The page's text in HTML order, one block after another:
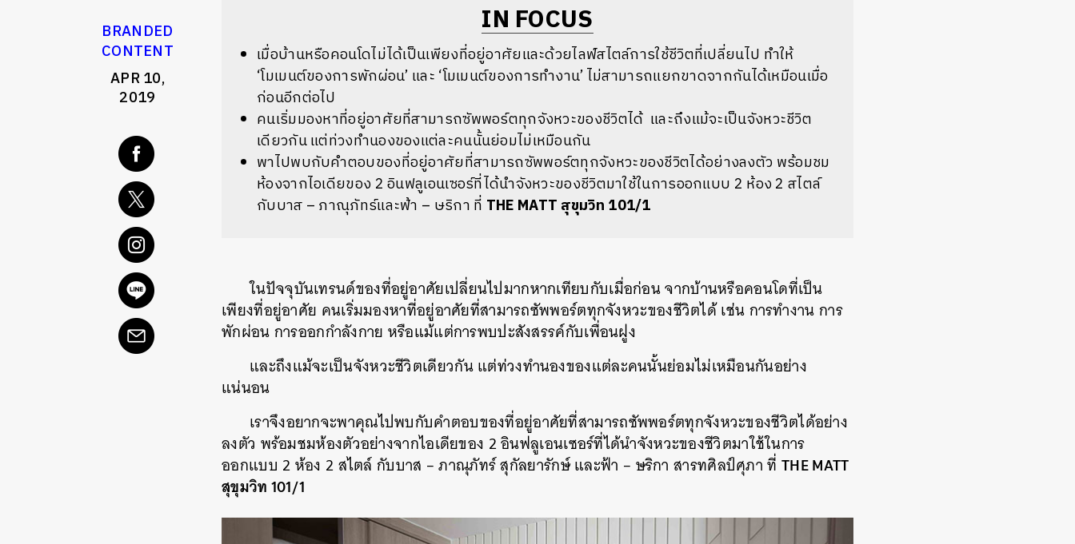
BRANDED
CONTENT
APR 10,
2019
IN FOCUS
เมื่อบ้านหรือคอนโดไม่ได้เป็นเพียงที่อยู่อาศัยและด้วยไลฟ์สไตล์การใช้ชีวิตที่เปลี่ยนไป ทำให้
‘โมเมนต์ของการพักผ่อน’ และ ‘โมเมนต์ของการทำงาน’ ไม่สามารถแยกขาดจากกันได้เหมือนเมื่อ
ก่อนอีกต่อไป
คนเริ่มมองหาที่อยู่อาศัยที่สามารถซัพพอร์ตทุกจังหวะของชีวิตได้ และถึงแม้จะเป็นจังหวะชีวิต
เดียวกัน แต่ท่วงทำนองของแต่ละคนนั้นย่อมไม่เหมือนกัน
พาไปพบกับคำตอบของที่อยู่อาศัยที่สามารถซัพพอร์ตทุกจังหวะของชีวิตได้อย่างลงตัว พร้อมชม
ห้องจากไอเดียของ 2 อินฟลูเอนเซอร์ที่ได้นำจังหวะของชีวิตมาใช้ในการออกแบบ 2 ห้อง 2 สไตล์
กับบาส – ภาณุภัทร์และฟ้า – ษริกา ที่ THE MATT สุขุมวิท 101/1
ในปัจจุบันเทรนด์ของที่อยู่อาศัยเปลี่ยนไปมากหากเทียบกับเมื่อก่อน จากบ้านหรือคอนโดที่เป็น
เพียงที่อยู่อาศัย คนเริ่มมองหาที่อยู่อาศัยที่สามารถซัพพอร์ตทุกจังหวะของชีวิตได้ เช่น การทำงาน การ
พักผ่อน การออกกำลังกาย หรือแม้แต่การพบปะสังสรรค์กับเพื่อนฝูง
และถึงแม้จะเป็นจังหวะชีวิตเดียวกัน แต่ท่วงทำนองของแต่ละคนนั้นย่อมไม่เหมือนกันอย่าง
แน่นอน
เราจึงอยากจะพาคุณไปพบกับคำตอบของที่อยู่อาศัยที่สามารถซัพพอร์ตทุกจังหวะของชีวิตได้อย่าง
ลงตัว พร้อมชมห้องตัวอย่างจากไอเดียของ 2 อินฟลูเอนเซอร์ที่ได้นำจังหวะของชีวิตมาใช้ในการ
ออกแบบ 2 ห้อง 2 สไตล์ กับบาส – ภาณุภัทร์ สุกัลยารักษ์ และฟ้า – ษริกา สารทศิลป์ศุภา ที่ THE MATT
สุขุมวิท 101/1